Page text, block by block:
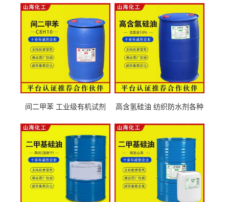
间二甲苯 工业级有机试剂
高含氢硅油 纺织防水剂各种